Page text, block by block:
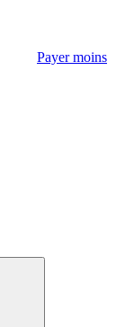
Payer moins